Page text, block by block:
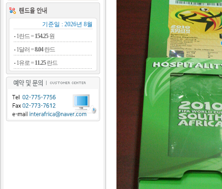
기준일 : 2026년 8월
1란드 = 154.25원
1달러 =8.04란드
1유로 = 11.25란드